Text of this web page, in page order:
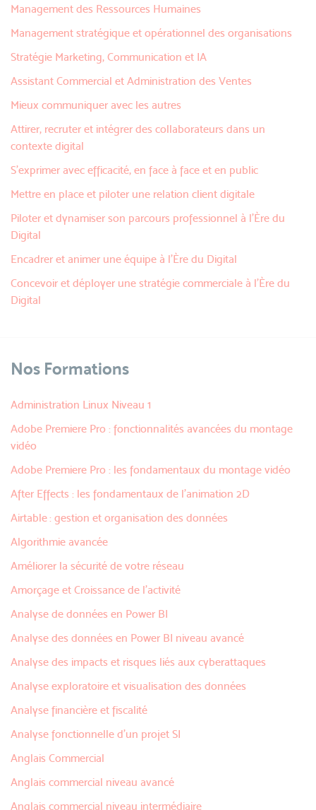
Management des Ressources Humaines
Management stratégique et opérationnel des organisations
Stratégie Marketing, Communication et IA
Assistant Commercial et Administration des Ventes
Mieux communiquer avec les autres
Attirer, recruter et intégrer des collaborateurs dans un
contexte digital
S’exprimer avec efficacité, en face à face et en public
Mettre en place et piloter une relation client digitale
Piloter et dynamiser son parcours professionnel à l’Ère du
Digital
Encadrer et animer une équipe à l’Ère du Digital
Concevoir et déployer une stratégie commerciale à l’Ère du
Digital
Nos Formations
Administration Linux Niveau 1
Adobe Premiere Pro : fonctionnalités avancées du montage
vidéo
Adobe Premiere Pro : les fondamentaux du montage vidéo
After Effects : les fondamentaux de l'animation 2D
Airtable : gestion et organisation des données
Algorithmie avancée
Améliorer la sécurité de votre réseau
Amorçage et Croissance de l’activité
Analyse de données en Power BI
Analyse des données en Power BI niveau avancé
Analyse des impacts et risques liés aux cyberattaques
Analyse exploratoire et visualisation des données
Analyse financière et fiscalité
Analyse fonctionnelle d'un projet SI
Anglais Commercial
Anglais commercial niveau avancé
Anglais commercial niveau intermédiaire